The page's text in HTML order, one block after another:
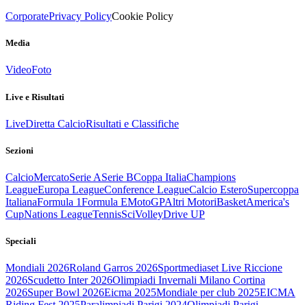
CorporatePrivacy PolicyCookie Policy
Media
VideoFoto
Live e Risultati
LiveDiretta CalcioRisultati e Classifiche
Sezioni
CalcioMercatoSerie ASerie BCoppa ItaliaChampions
LeagueEuropa LeagueConference LeagueCalcio EsteroSupercoppa
ItalianaFormula 1Formula EMotoGPAltri MotoriBasketAmerica's
CupNations LeagueTennisSciVolleyDrive UP
Speciali
Mondiali 2026Roland Garros 2026Sportmediaset Live Riccione
2026Scudetto Inter 2026Olimpiadi Invernali Milano Cortina
2026Super Bowl 2026Eicma 2025Mondiale per club 2025EICMA